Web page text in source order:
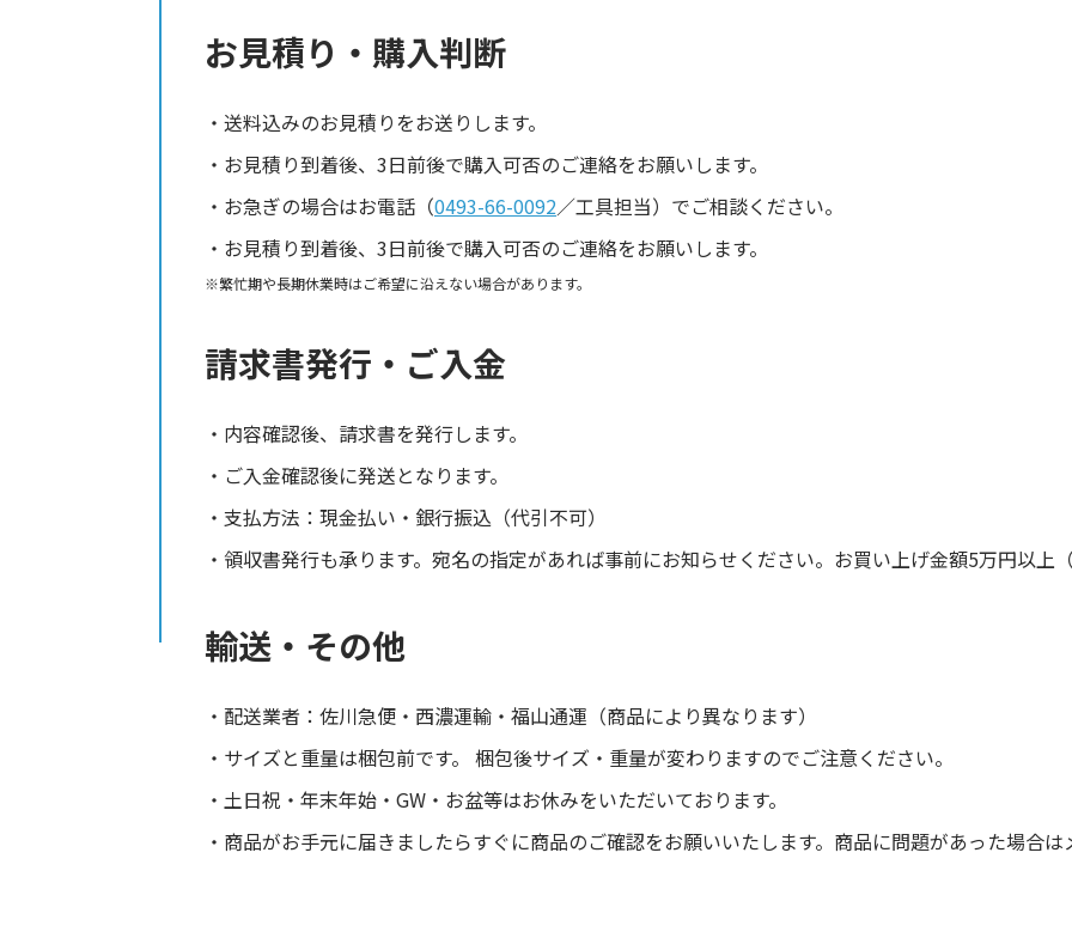
お見積り・購入判断
送料込みのお見積りをお送りします。
お見積り到着後、3日前後で購入可否のご連絡をお願いします。
お急ぎの場合はお電話（0493-66-0092／工具担当）でご相談ください。
お見積り到着後、3日前後で購入可否のご連絡をお願いします。
繁忙期や長期休業時はご希望に沿えない場合があります。
請求書発行・ご入金
内容確認後、請求書を発行します。
ご入金確認後に発送となります。
支払方法：現金払い・銀行振込（代引不可）
領収書発行も承ります。宛名の指定があれば事前にお知らせください。お買い上げ金額5万円以上
輸送・その他
配送業者：佐川急便・西濃運輸・福山通運（商品により異なります）
サイズと重量は梱包前です。 梱包後サイズ・重量が変わりますのでご注意ください。
土日祝・年末年始・GW・お盆等はお休みをいただいております。
商品がお手元に届きましたらすぐに商品のご確認をお願いいたします。商品に問題があった場合